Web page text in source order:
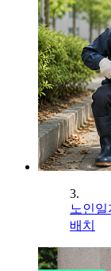
3.
노인
배치